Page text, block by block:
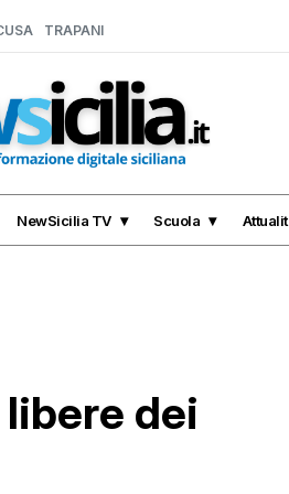
TRAPANI
NewSicilia TV Scuola
dei